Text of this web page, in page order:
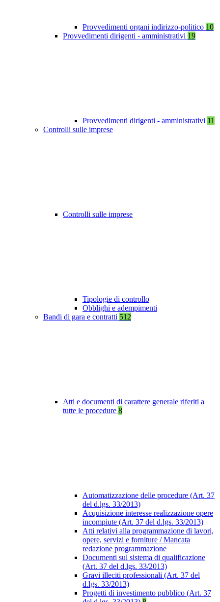
Provvedimenti organi indirizzo-politico 10
Provvedimenti dirigenti - amministrativi 19
Provvedimenti dirigenti - amministrativi 11
Controlli sulle imprese
Controlli sulle imprese
Tipologie di controllo
Obblighi e adempimenti
Bandi di gara e contratti 512
Atti e documenti di carattere generale riferiti a
tutte le procedure 8
Automatizzazione delle procedure (Art. 37
del d.lgs. 33/2013)
Acquisizione interesse realizzazione opere
incompiute (Art. 37 del d.lgs. 33/2013)
Atti relativi alla programmazione di lavori,
opere, servizi e forniture / Mancata
redazione programmazione
Documenti sul sistema di qualificazione
(Art. 37 del d.lgs. 33/2013)
Gravi illeciti professionali (Art. 37 del
d.lgs. 33/2013)
Progetti di investimento pubblico (Art. 37